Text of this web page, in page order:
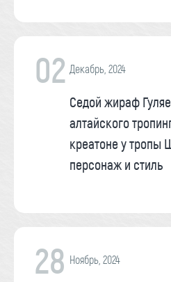
02 Декабрь, 2024
Седой жираф
алтайского
креатоне у тропы
персонаж и стиль
28 Ноябрь, 2024